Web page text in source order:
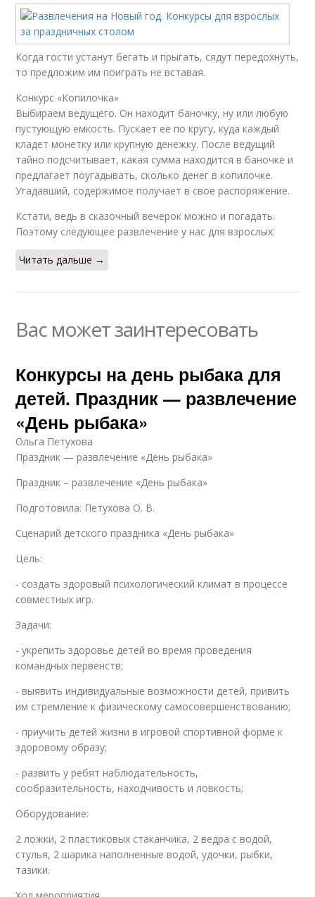
Когда гости устанут бегать и прыгать, сядут передохнуть,
то предложим им поиграть не вставая.
Конкурс «Копилочка»
Выбираем ведущего. Он находит баночку, ну или любую
пустующую емкость. Пускает ее по кругу, куда каждый
кладет монетку или крупную денежку. После ведущий
тайно подсчитывает, какая сумма находится в баночке и
предлагает поугадывать, сколько денег в копилочке.
Угадавший, содержимое получает в свое распоряжение.
Кстати, ведь в сказочный вечерок можно и погадать.
Поэтому следующее развлечение у нас для взрослых:
Читать дальше →
Вас может заинтересовать
Конкурсы на день рыбака для
детей. Праздник — развлечение
«День рыбака»
Ольга Петухова
Праздник — развлечение «День рыбака»
Праздник – развлечение «День рыбака»
Подготовила: Петухова О. В.
Сценарий детского праздника «День рыбака»
Цель:
- создать здоровый психологический климат в процессе
совместных игр.
Задачи:
- укрепить здоровье детей во время проведения
командных первенств;
- выявить индивидуальные возможности детей, привить
им стремление к физическому самосовершенствованию;
- приучить детей жизни в игровой спортивной форме к
здоровому образу;
- развить у ребят наблюдательность,
сообразительность, находчивость и ловкость;
Оборудование:
2 ложки, 2 пластиковых стаканчика, 2 ведра с водой,
стулья, 2 шарика наполненные водой, удочки, рыбки,
тазики.